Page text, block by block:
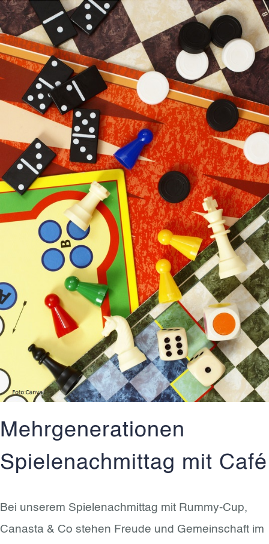
Mehrgenerationen
Spielenachmittag mit Café
Bei unserem Spielenachmittag mit Rummy-Cup,
Canasta & Co stehen Freude und Gemeinschaft im